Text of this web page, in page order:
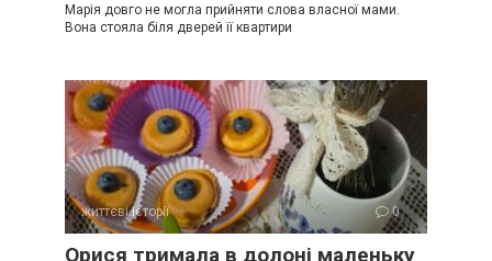
Марія довго не могла прийняти слова власної мами.
Вона стояла біля дверей її квартири
життєві історії 0
Орися тримала в долоні маленьку